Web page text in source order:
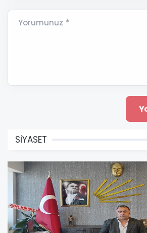
Yorumunuz *
SİYASET